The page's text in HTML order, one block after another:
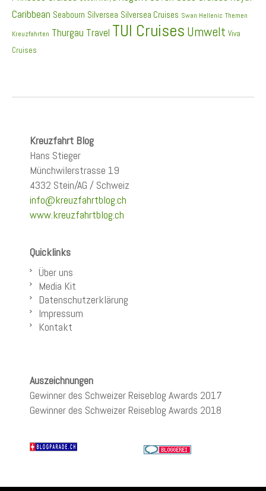
Caribbean Seabourn Silversea Silversea Cruises Swan Hellenic Themen
Kreuzfahrten Thurgau Travel TUI Cruises Umwelt Viva
Cruises
Kreuzfahrt Blog
Hans Stieger
Münchwilerstrasse 19
4332 Stein/AG / Schweiz
info@kreuzfahrtblog.ch
www.kreuzfahrtblog.ch
Quicklinks
Über uns
Media Kit
Datenschutzerklärung
Impressum
Kontakt
Auszeichnungen
Gewinner des Schweizer Reiseblog Awards 2017
Gewinner des Schweizer Reiseblog Awards 2018